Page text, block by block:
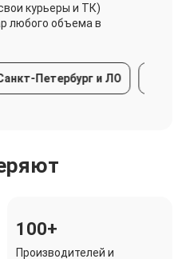
курьеры и ТК)
любого объема в
Петербург и ЛО
100+
Производителей и